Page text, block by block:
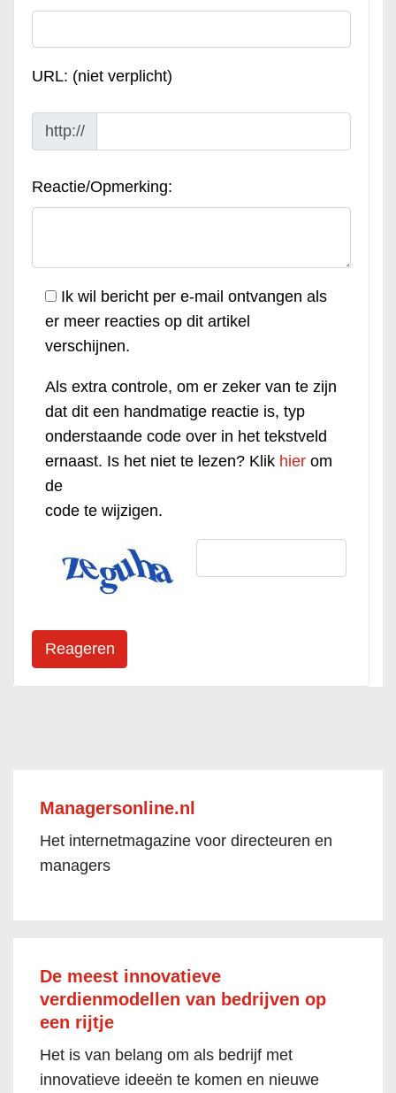
URL: (niet verplicht)
http://
Reactie/Opmerking:
Ik wil bericht per e-mail ontvangen als
er meer reacties op dit artikel
verschijnen.
Als extra controle, om er zeker van te zijn
dat dit een handmatige reactie is, typ
onderstaande code over in het tekstveld
ernaast. Is het niet te lezen? Klik hier om
de
code te wijzigen.
Managersonline.nl
Het internetmagazine voor directeuren en
managers
De meest innovatieve
verdienmodellen van bedrijven op
een rijtje
Het is van belang om als bedrijf met
innovatieve ideeën te komen en nieuwe